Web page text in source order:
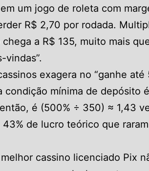
um jogo de roleta com
R$ 2,70 por rodada.
a R$ 135, muito mais
vindas”.
exagera no “ganhe até
condição mínima de depósito
é (500% ÷ 350) ≈ 1,43
de lucro teórico que
cassino licenciado Pix